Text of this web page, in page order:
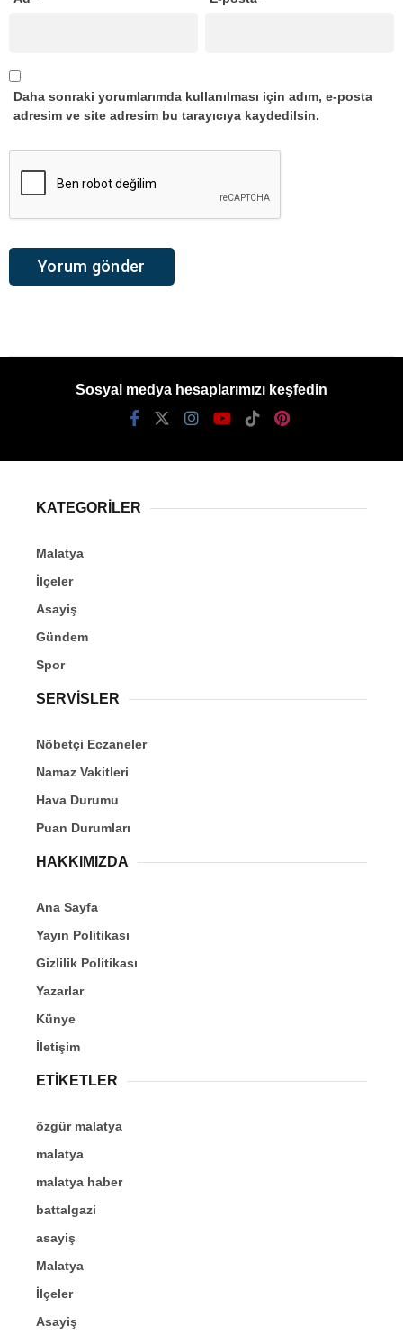
Daha sonraki yorumlarımda kullanılması için adım, e-posta
adresim ve site adresim bu tarayıcıya kaydedilsin.
Sosyal medya hesaplarımızı keşfedin
KATEGORİLER
Malatya
İlçeler
Asayiş
Gündem
Spor
SERVİSLER
Nöbetçi Eczaneler
Namaz Vakitleri
Hava Durumu
Puan Durumları
HAKKIMIZDA
Ana Sayfa
Yayın Politikası
Gizlilik Politikası
Yazarlar
Künye
İletişim
ETİKETLER
özgür malatya
malatya
malatya haber
battalgazi
asayiş
Malatya
İlçeler
Asayiş